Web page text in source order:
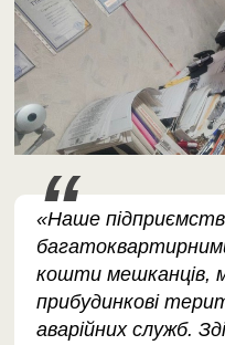
«Наше
кошти мешканців,
прибудинкові
аварійних служб.